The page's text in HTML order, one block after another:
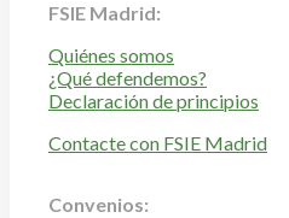
FSIE Madrid:
Quiénes somos
¿Qué defendemos?
Declaración de principios
Contacte con FSIE Madrid
Convenios: